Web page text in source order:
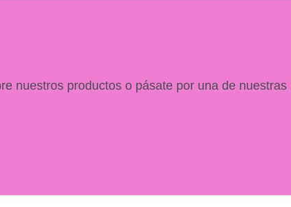
nuestros productos o pásate por una de